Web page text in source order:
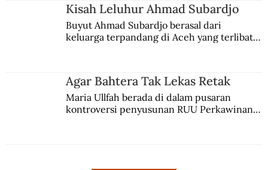
Kisah Leluhur Ahmad Subardjo
Buyut Ahmad Subardjo berasal dari
keluarga terpandang di Aceh yang terlibat
Agar Bahtera Tak Lekas Retak
Maria Ullfah berada di dalam pusaran
kontroversi penyusunan RUU Perkawinan.